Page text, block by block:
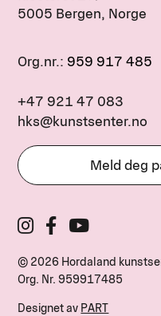
5005 Bergen, Norge
Org.nr.: 959 917 485
+47 921 47 083
hks@kunstsenter.no
Meld deg
© 2026 Hordaland
Org. Nr. 959917485
Designet av PART